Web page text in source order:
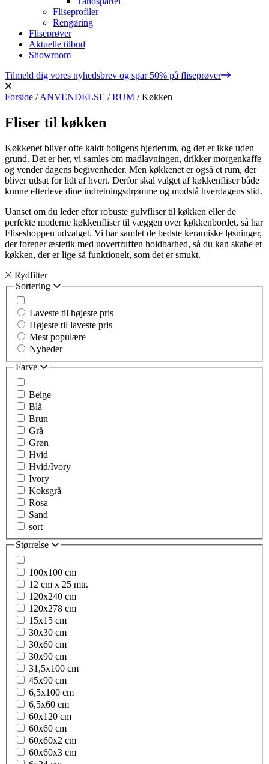
Fliseprofiler
Rengøring
Fliseprøver
Aktuelle tilbud
Showroom
Tilmeld dig vores nyhedsbrev og spar 50% på fliseprøver
Forside /ANVENDELSE /RUM /Køkken
Fliser til køkken
Køkkenet bliver ofte kaldt boligens hjerterum, og det er ikke uden
grund. Det er her, vi samles om madlavningen, drikker morgenkaffe
og vender dagens begivenheder. Men køkkenet er også et rum, der
bliver udsat for lidt af hvert. Derfor skal valget af køkkenfliser både
kunne efterleve dine indretningsdrømme og modstå hverdagens slid.
Uanset om du leder efter robuste gulvfliser til køkken eller de
perfekte moderne køkkenfliser til væggen over køkkenbordet, så har
Fliseshoppen udvalget. Vi har samlet de bedste keramiske løsninger,
der forener æstetik med uovertruffen holdbarhed, så du kan skabe et
køkken, der er lige så funktionelt, som det er smukt.
Rydfilter
Sortering
Laveste til højeste pris
Højeste til laveste pris
Mest populære
Nyheder
Farve
Beige
Blå
Brun
Grå
Grøn
Hvid
Hvid/Ivory
Ivory
Koksgrå
Rosa
Sand
sort
Størrelse
100x100 cm
12 cm x 25 mtr.
120x240 cm
120x278 cm
15x15 cm
30x30 cm
30x60 cm
30x90 cm
31,5x100 cm
45x90 cm
6,5x100 cm
6,5x60 cm
60x120 cm
60x60 cm
60x60x2 cm
60x60x3 cm